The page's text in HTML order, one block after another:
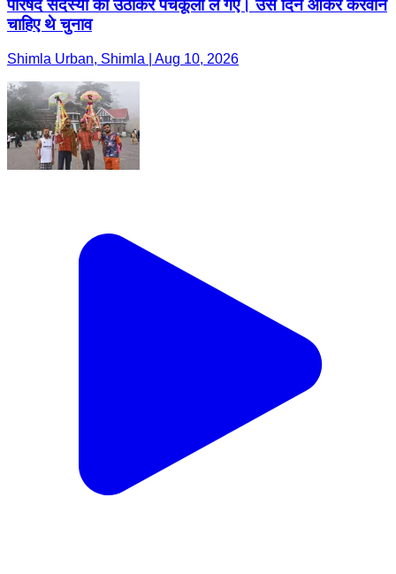
परिषद सदस्यों को उठाकर पंचकूला ले गए। उस दिन आकर करवाने
चाहिए थे चुनाव
Shimla Urban, Shimla | Aug 10, 2026